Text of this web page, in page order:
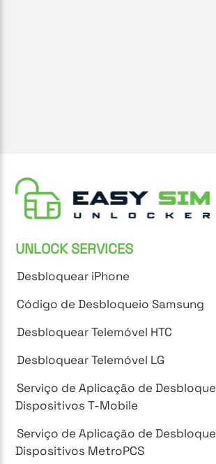
UNLOCK SERVICES
Desbloquear iPhone
Código de Desbloqueio Samsung
Desbloquear Telemóvel HTC
Desbloquear Telemóvel LG
Serviço de Aplicação de
Dispositivos T-Mobile
Serviço de Aplicação de
Dispositivos MetroPCS